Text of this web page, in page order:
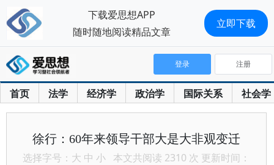
首页 法学 经济学 政治学 国际关系 社会学
登录 注册
徐行：60年来领导干部大是大非观变迁
选择字号： 大 中 小 本文共阅读 2310 次 更新时间：
下载爱思想APP
随时随地阅读精品文章
立即下载